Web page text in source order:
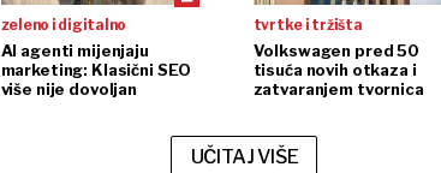
zeleno i digitalno
AI agenti mijenjaju
marketing: Klasični SEO
više nije dovoljan
tvrtke i tržišta
Volkswagen pred 50
tisuća novih otkaza i
zatvaranjem tvornica
UČITAJ VIŠE